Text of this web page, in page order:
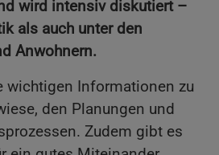
wird intensiv diskutiert –
als auch unter den
Anwohnern.
wichtigen Informationen zu
den Planungen und
Zudem gibt es